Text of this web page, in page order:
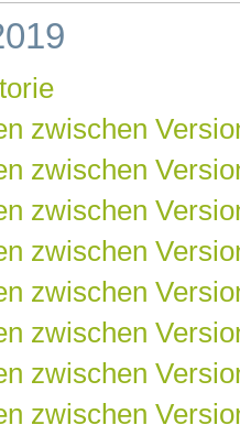
zwischen
zwischen
zwischen
zwischen
zwischen
zwischen
zwischen
zwischen